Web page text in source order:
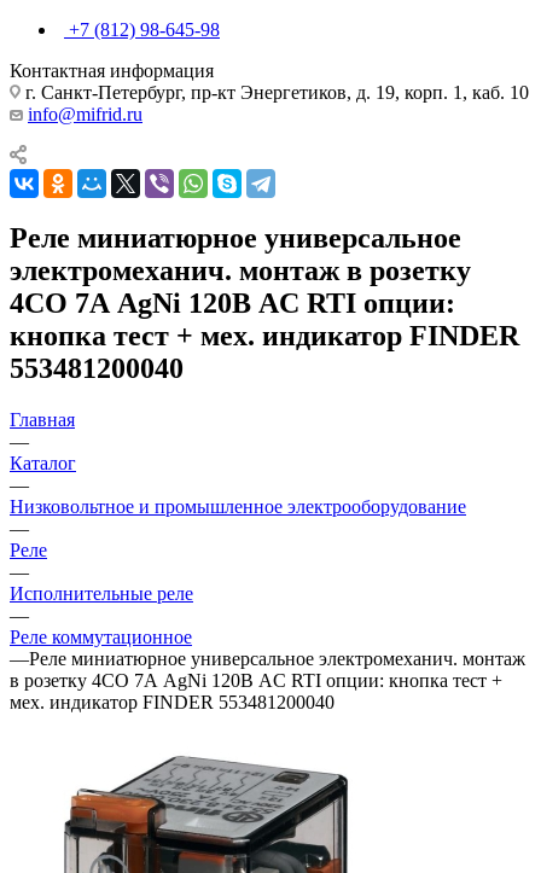
+7 (812) 98-645-98
Контактная информация
г. Санкт-Петербург, пр-кт Энергетиков, д. 19, корп. 1, каб. 10
info@mifrid.ru
Реле миниатюрное универсальное
электромеханич. монтаж в розетку
4CO 7А AgNi 120В AC RTI опции:
кнопка тест + мех. индикатор FINDER
553481200040
Главная
—
Каталог
—
Низковольтное и промышленное электрооборудование
—
Реле
—
Исполнительные реле
—
Реле коммутационное
—Реле миниатюрное универсальное электромеханич. монтаж
в розетку 4CO 7А AgNi 120В AC RTI опции: кнопка тест +
мех. индикатор FINDER 553481200040